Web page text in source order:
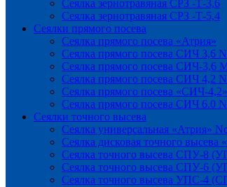
Сеялка зернотравяная СРЗ -Т-3,6
Сеялка зернотравяная СРЗ -Т-5,4
Сеялки прямого посева
Сеялка прямого посева «Атрия»
Сеялка прямого посева СИЧ 3,6
Сеялка прямого посева СИЧ-3,6
Сеялка прямого посева СИЧ 4,2
Сеялка прямого посева «СИЧ-
Сеялка прямого посева СИЧ 6.0
Сеялки точного высева
Сеялка универсальная «Атрия»
Сеялка дисковая точного высева
Сеялка точного высева СПУ-8
Сеялка точного высева СПУ-6
Сеялка точного высева УПС-4